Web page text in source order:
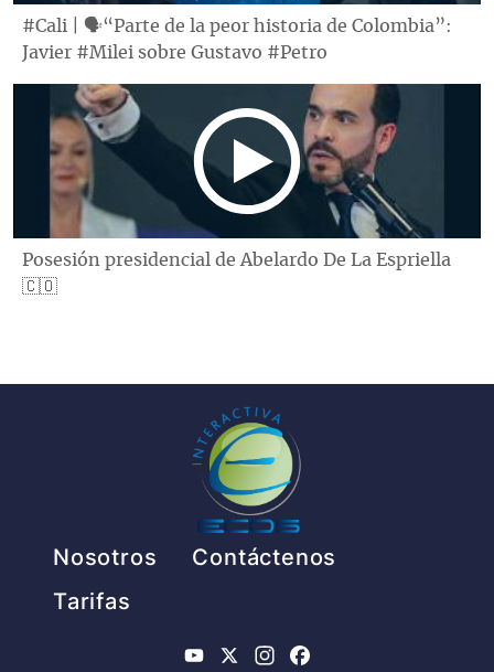
#Cali | 🗣“Parte de la peor historia de Colombia”:
Javier #Milei sobre Gustavo #Petro
Posesión presidencial de Abelardo De La Espriella
🇨🇴
Pie de página
Nosotros
Contáctenos
Tarifas
YouTube
X Instagram